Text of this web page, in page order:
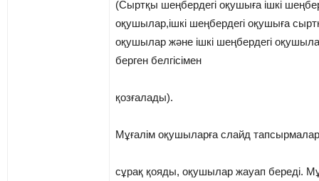
(Сыртқы шеңбердегі оқушыға ішкі
оқушылар,ішкі шеңбердегі оқушыға
оқушылар және ішкі шеңбердегі
берген белгісімен
қозғалады).
Мұғалім оқушыларға слайд
сұрақ қояды, оқушылар жауап береді.